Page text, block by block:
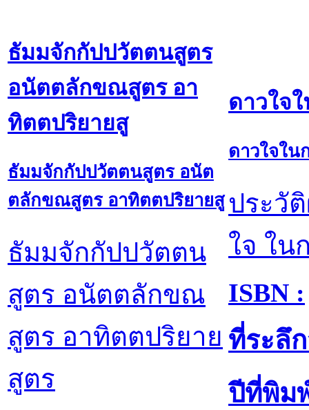
ธัมมจักกัปปวัตตนสูตร
อนัตตลักขณสูตร อา
ทิตตปริยายสู
ธัมมจักกัปปวัตตนสูตร อนัต
ตลักขณสูตร อาทิตตปริยายสู
ธัมมจักกัปปวัตตน
สูตร อนัตตลักขณ
สูตร อาทิตตปริยาย
สูตร
ดาวใจ
ดาวใจใน
ประวั
ใจ ใน
ISBN :
ที่ระลึ
ปีที่พิม